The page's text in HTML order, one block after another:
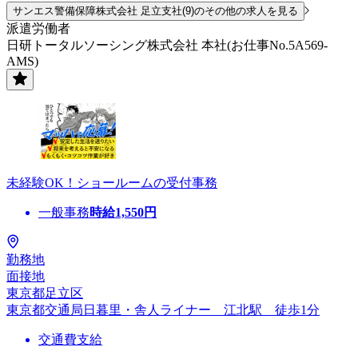
サンエス警備保障株式会社 足立支社(9)のその他の求人を見る
派遣労働者
日研トータルソーシング株式会社 本社(お仕事No.5A569-
AMS)
未経験OK！ショールームの受付事務
一般事務時給1,550円
勤務地
面接地
東京都足立区
東京都交通局日暮里・舎人ライナー 江北駅 徒歩1分
交通費支給